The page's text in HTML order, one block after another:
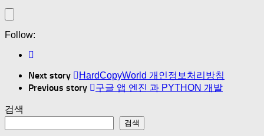
Follow:
Next story HardCopyWorld 개인정보처리방침
Previous story 구글 앱 엔진 과 PYTHON 개발
검색
검색